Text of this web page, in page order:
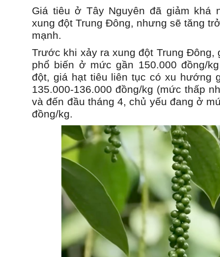
Giá tiêu ở Tây Nguyên đã giảm khá
xung đột Trung Đông, nhưng sẽ tăng
mạnh.
Trước khi xảy ra xung đột Trung Đông,
phổ biến ở mức gần 150.000 đồng/
đột, giá hạt tiêu liên tục có xu hướng
135.000-136.000 đồng/kg (mức thấp
và đến đầu tháng 4, chủ yếu đang ở
đồng/kg.